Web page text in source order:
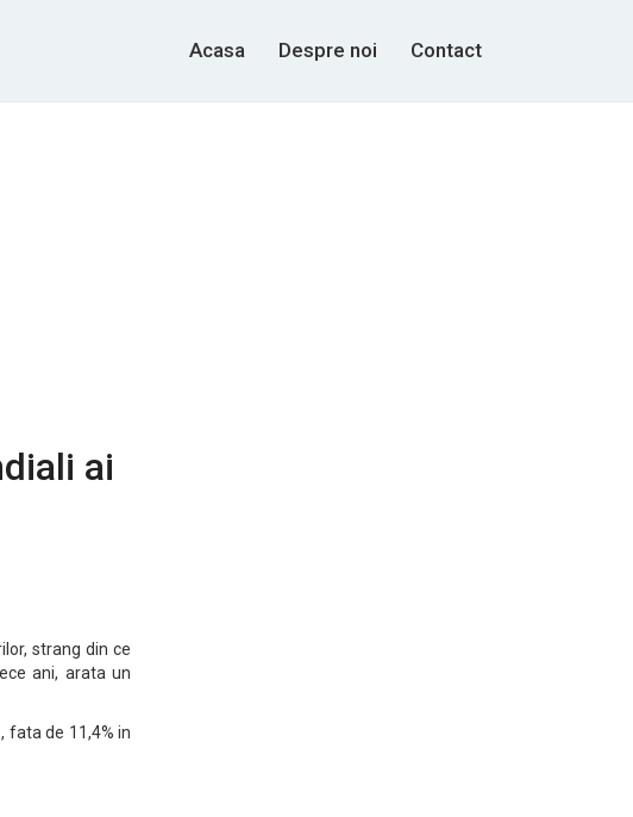
Acasa Despre noi Contact
ai
strang din ce
ani, arata un
fata de 11,4% in